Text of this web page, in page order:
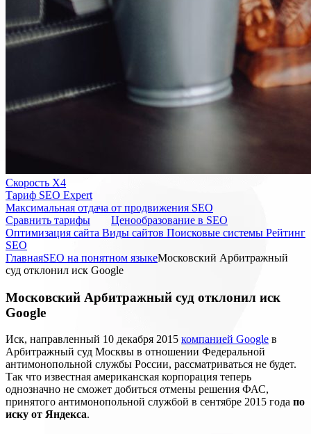
Скорость Х4
Тариф SEO Expert
Максимальная отдача от продвижения SEO
Cравнить тарифы
Ценообразование в SEO
Оптимизация сайта Виды сайтов Поисковые системы Рейтинг
SEO
ГлавнаяSEO на понятном языкеМосковский Арбитражный
суд отклонил иск Google
Московский Арбитражный суд отклонил иск
Google
Иск, направленный 10 декабря 2015 компанией Google в
Арбитражный суд Москвы в отношении Федеральной
антимонопольной службы России, рассматриваться не будет.
Так что известная американская корпорация теперь
однозначно не сможет добиться отмены решения ФАС,
принятого антимонопольной службой в сентябре 2015 года по
иску от Яндекса.